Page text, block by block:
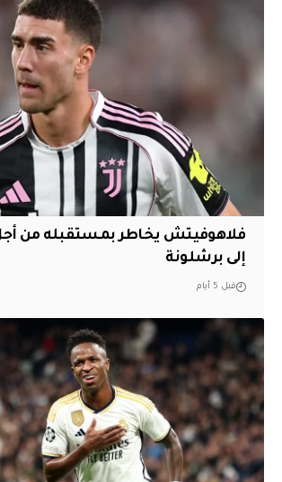
فلاهوفيتش يخاطر بمستقبله من أجل
إلى برشلونة
قبل 5 أيام